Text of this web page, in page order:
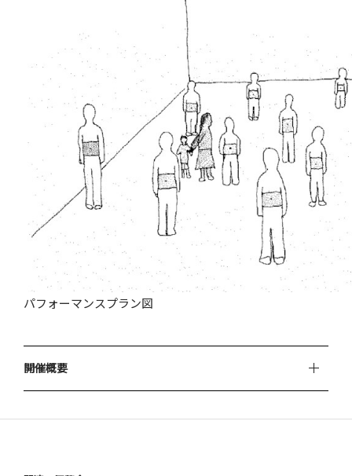
パフォーマンスプラン図
開催概要